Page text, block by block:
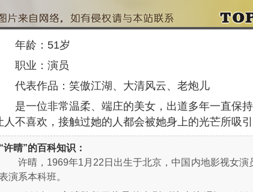
年龄：51岁
职业：演员
代表作品：笑傲江湖、大清风云、老炮儿
是一位非常温柔、端庄的美女，出道多年一直保
人不喜欢，接触过她的人都会被她身上的光芒所吸引
“许晴”的百科知识：
许晴，1969年1月22日出生于北京，中国内地影视女演
演系本科班。